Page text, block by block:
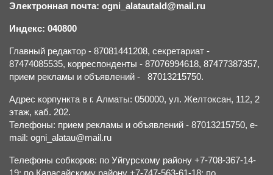
Электронная почта: ogni_alatautald@mail.ru
Индекс: 040800
Главный редактор - 87081441208, секретариат -
87474085535, корреспонденты - 87076994618, 87477387357,
прием рекламы и объявлений - 87013215750.
Адрес корпункта в г. Алматы: 050000, ул. Желтоксан, 112, 2
этаж, каб. 202.
Телефоны: прием рекламы и объявлений - 87013215750, e-
mail: ogni_alatau@mail.ru
Телефоны собкоров: по Уйгурскому району +7-708-367-14-
19; по Карасайскому району +7-747-563-61-18; по